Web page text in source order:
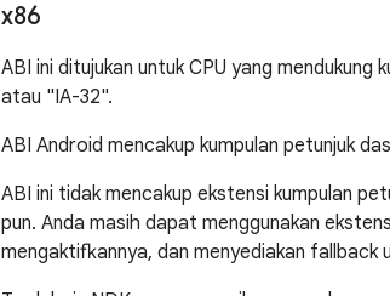
x86
ABI ini ditujukan untuk CPU yang mendukung
atau "IA-32".
ABI Android mencakup kumpulan petunjuk
ABI ini tidak mencakup ekstensi kumpulan
pun. Anda masih dapat menggunakan
mengaktifkannya, dan menyediakan fallback